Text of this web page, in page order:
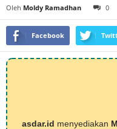
Oleh Moldy Ramadhan 0
Facebook
asdar.id menyediakan